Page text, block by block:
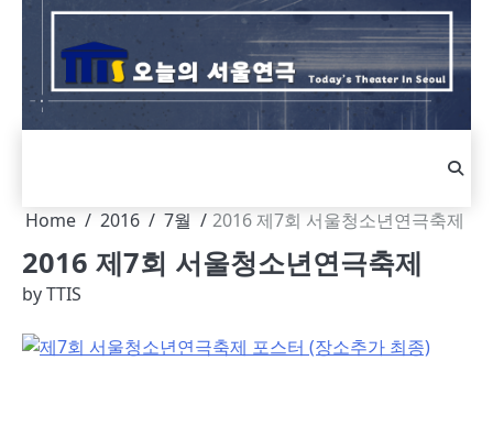
Skip
content
Home 2016 7월 2016 제7회 서울청소년연극축제
2016 제7회 서울청소년연극축제
byTTIS